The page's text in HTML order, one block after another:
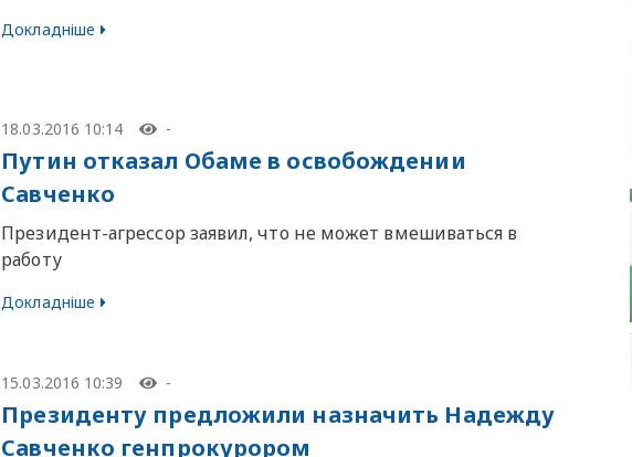
Докладніше
18.03.2016 10:14 -
Путин отказал Обаме в освобождении
Савченко
Президент-агрессор заявил, что не может вмешиваться в
работу
Докладніше
15.03.2016 10:39 -
Президенту предложили назначить Надежду
Савченко генпрокурором